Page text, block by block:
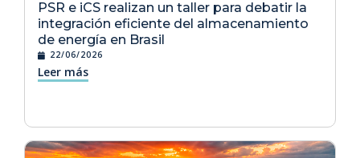
PSR e iCS realizan un taller para debatir la
integración eficiente del almacenamiento
de energía en Brasil
22/06/2026
Leer más